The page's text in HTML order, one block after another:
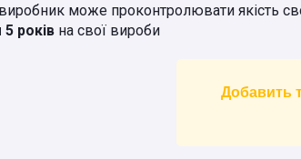
може проконтролювати якість
років на свої вироби
Добавить